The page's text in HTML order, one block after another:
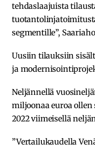
tehdaslaajuista
segmentille”,
Uusiin tilauksiin
ja
Neljännellä
miljoonaa euroa
2022 viimeisellä
”Vertailukaudella